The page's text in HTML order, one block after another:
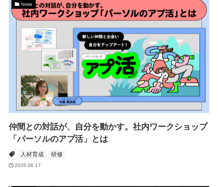
News
仲間との対話が、自分を動かす。社内ワークショップ
「パーソルのアプ活」とは
人材育成 研修
2026.06.17